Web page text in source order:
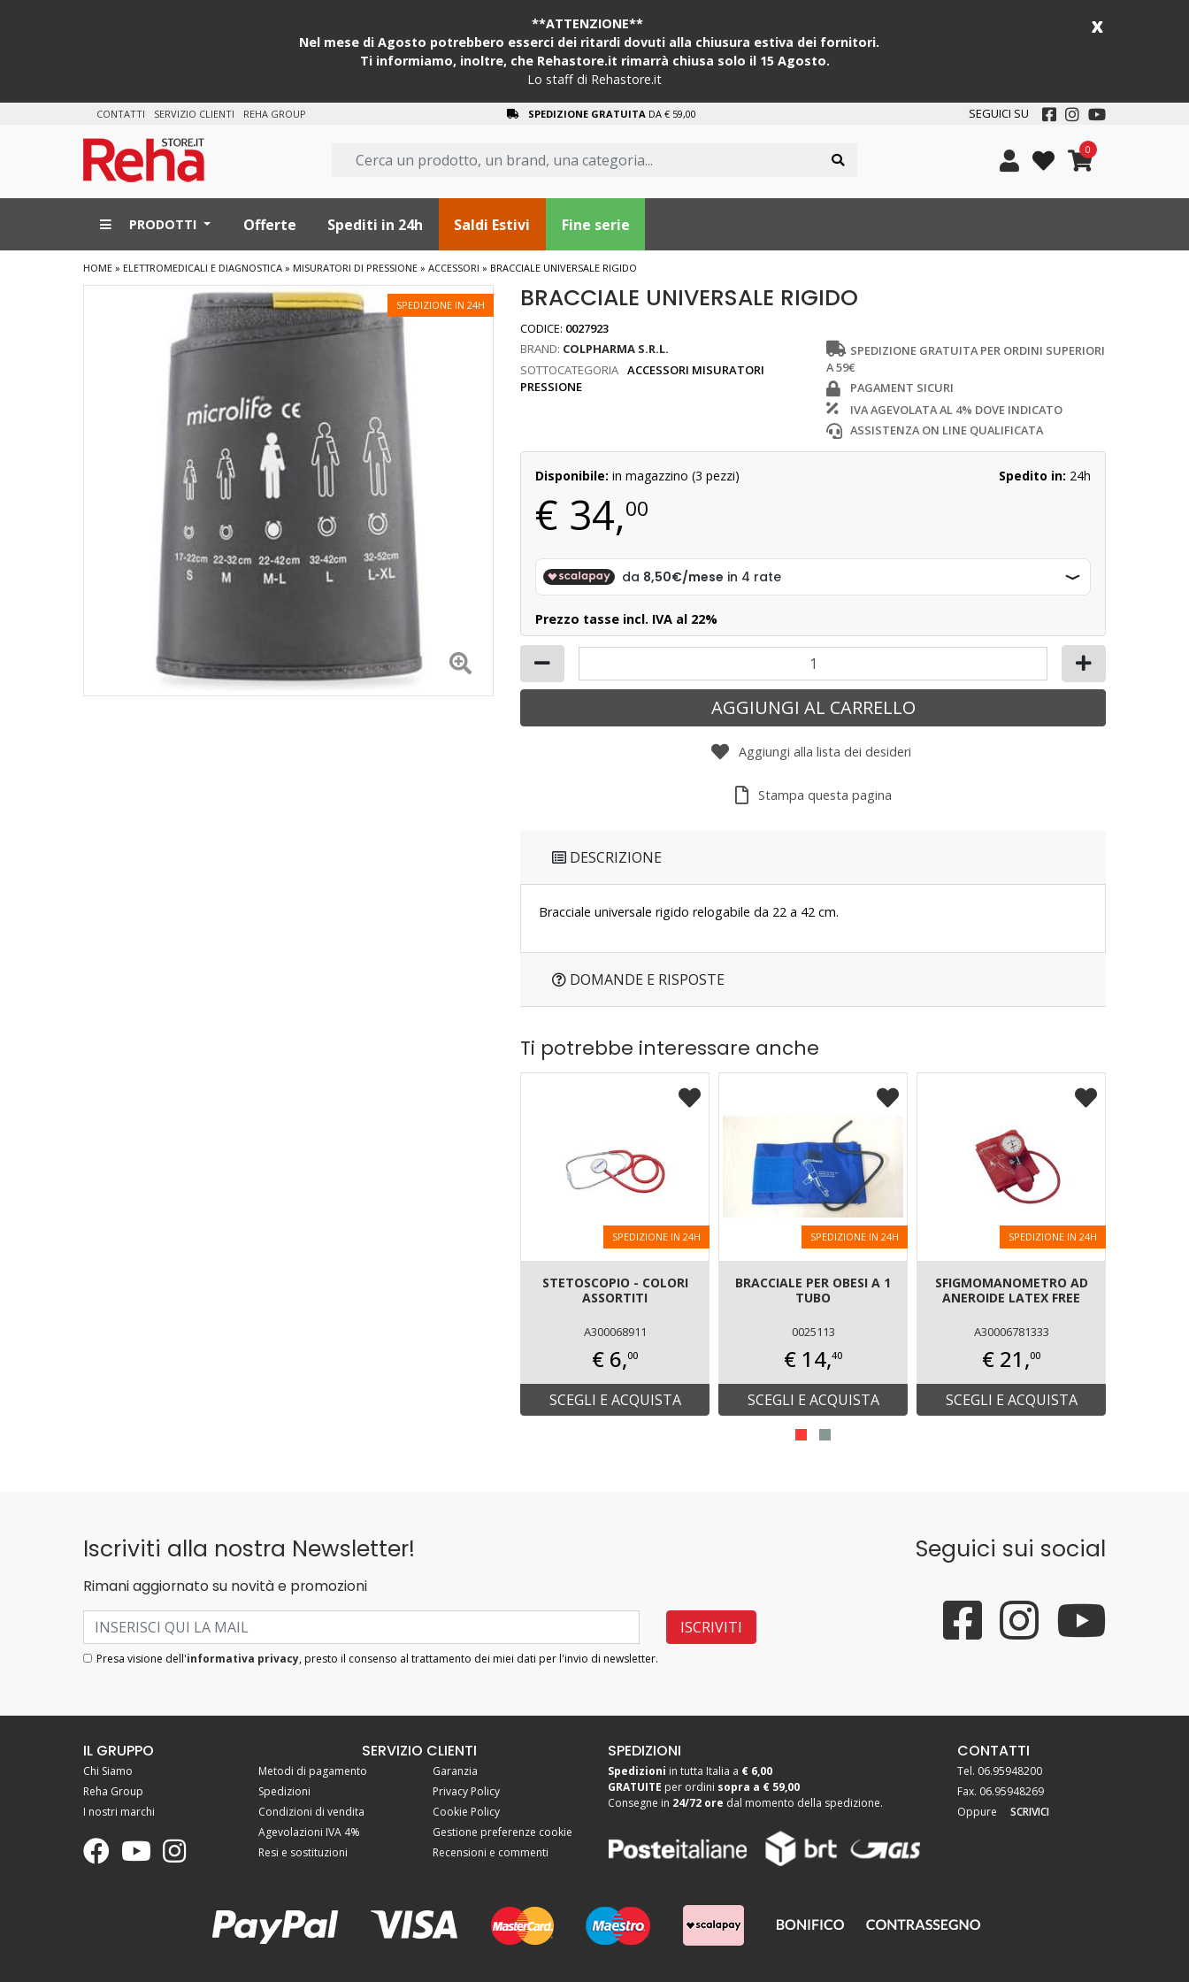
x
**ATTENZIONE**
Nel mese di Agosto potrebbero esserci dei ritardi dovuti alla chiusura estiva dei fornitori.
Ti informiamo, inoltre, che Rehastore.it rimarrà chiusa solo il 15 Agosto.
Lo staff di Rehastore.it
CONTATTI SERVIZIO CLIENTI REHA GROUP SPEDIZIONE GRATUITA DA € 59,00 SEGUICI SU
0
PRODOTTI Offerte Spediti in 24h Saldi Estivi Fine serie
HOME» ELETTROMEDICALI E DIAGNOSTICA» MISURATORI DI PRESSIONE» ACCESSORI » BRACCIALE UNIVERSALE RIGIDO
SPEDIZIONE IN 24H BRACCIALE UNIVERSALE RIGIDO
CODICE: 0027923
BRAND: COLPHARMA S.R.L.
SOTTOCATEGORIA ACCESSORI MISURATORI
PRESSIONE
SPEDIZIONE GRATUITA PER ORDINI SUPERIORI
A 59€
PAGAMENT SICURI
IVA AGEVOLATA AL 4% DOVE INDICATO
ASSISTENZA ON LINE QUALIFICATA
Disponibile: in magazzino (3 pezzi) Spedito in: 24h
€ 34,00
Prezzo tasse incl. IVA al 22%
AGGIUNGI AL CARRELLO
Aggiungi alla lista dei desideri
Stampa questa pagina
DESCRIZIONE
Bracciale universale rigido relogabile da 22 a 42 cm.
DOMANDE E RISPOSTE
Ti potrebbe interessare anche
SPEDIZIONE IN 24H
STETOSCOPIO - COLORI
ASSORTITI
A300068911
€ 6,00
SCEGLI E ACQUISTA
SPEDIZIONE IN 24H
BRACCIALE PER OBESI A 1
TUBO
0025113
€ 14,40
SCEGLI E ACQUISTA
SPEDIZIONE IN 24H
SFIGMOMANOMETRO AD
ANEROIDE LATEX FREE
A30006781333
€ 21,00
SCEGLI E ACQUISTA
Iscriviti alla nostra Newsletter!
Rimani aggiornato su novità e promozioni
Presa visione dell'informativa privacy, presto il consenso al trattamento dei miei dati per l'invio di newsletter.
Seguici sui social
IL GRUPPO
Chi Siamo
Reha Group
I nostri marchi
SERVIZIO CLIENTI
Metodi di pagamento
Spedizioni
Condizioni di vendita
Agevolazioni IVA 4%
Resi e sostituzioni
Garanzia
Privacy Policy
Cookie Policy
Gestione preferenze cookie
Recensioni e commenti
SPEDIZIONI
Spedizioni in tutta Italia a € 6,00
GRATUITE per ordini sopra a € 59,00
Consegne in 24/72 ore dal momento della spedizione.
CONTATTI
Tel. 06.95948200
Fax. 06.95948269
OppureSCRIVICI